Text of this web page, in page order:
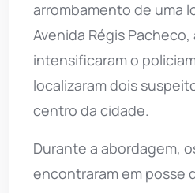
arrombamento de uma
Avenida Régis
intensificaram o
localizaram dois
centro da cidade.
Durante a abordagem,
encontraram em posse